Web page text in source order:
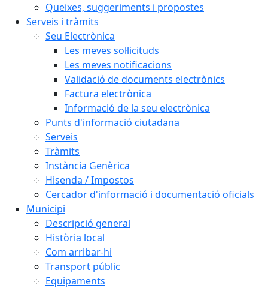
Queixes, suggeriments i propostes
Serveis i tràmits
Seu Electrònica
Les meves sol·licituds
Les meves notificacions
Validació de documents electrònics
Factura electrònica
Informació de la seu electrònica
Punts d'informació ciutadana
Serveis
Tràmits
Instància Genèrica
Hisenda / Impostos
Cercador d'informació i documentació oficials
Municipi
Descripció general
Història local
Com arribar-hi
Transport públic
Equipaments